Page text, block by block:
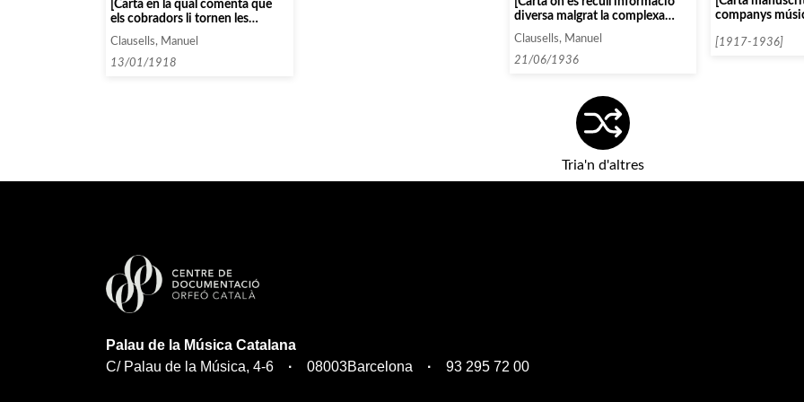
[Carta en la qual comenta que
els cobradors li tornen les
invitacions d’un amic seu per
canvi de domicili, i prega que
Canals intenti fer-les arribar al
Clausells, Manuel
13/01/1918
diversa malgrat la complexa
situació que es viu al país]
Clausells, Manuel
21/06/1936
companys
[1917-1936]
Tria'n d'altres
Palau de la Música Catalana
C/ Palau de la Música, 4-6
08003Barcelona 93 295 72 00